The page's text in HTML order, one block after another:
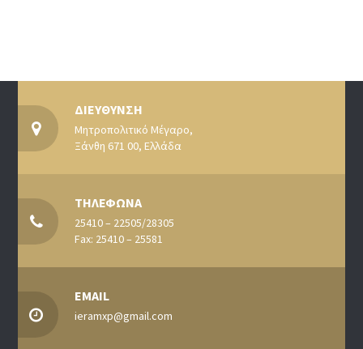
ΔΙΕΥΘΥΝΣΗ
Μητροπολιτικό Μέγαρο,
Ξάνθη 671 00, Ελλάδα
ΤΗΛΕΦΩΝΑ
25410 – 22505/28305
Fax: 25410 – 25581
EMAIL
ieramxp@gmail.com